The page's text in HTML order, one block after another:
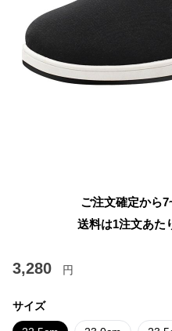
ご注文確定から
送料は1注文あた
3,280 円
サイズ